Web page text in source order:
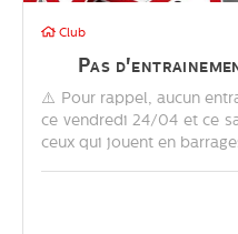
Club
Pas
⚠️ Pour rappel, aucun
ce vendredi 24/04 et ce
ceux qui jouent en